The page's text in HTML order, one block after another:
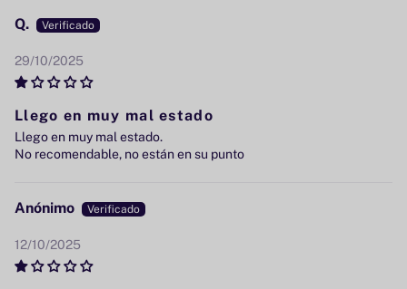
29/10/2025
Q.
Llego en muy mal estado
Llego en muy mal estado.
No recomendable, no están en su punto
12/10/2025
Anónimo